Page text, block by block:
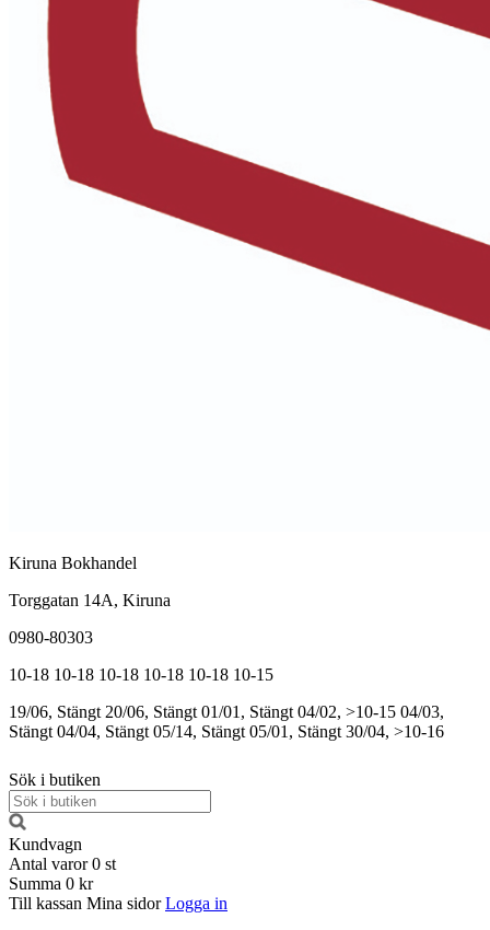
Kiruna Bokhandel
Torggatan 14A, Kiruna
0980-80303
10-18 10-18 10-18 10-18 10-18 10-15
19/06, Stängt 20/06, Stängt 01/01, Stängt 04/02, >10-15 04/03,
Stängt 04/04, Stängt 05/14, Stängt 05/01, Stängt 30/04, >10-16
Sök i butiken
Kundvagn
Antal varor 0 st
Summa 0 kr
Till kassan Mina sidor Logga in